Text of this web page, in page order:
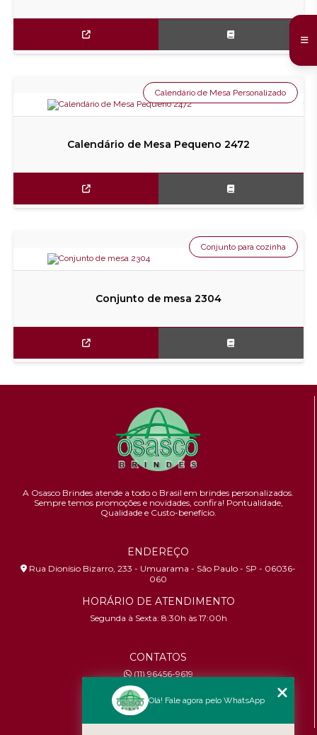
Calendário de Mesa Pequeno 2472
Calendário de Mesa Personalizado
Conjunto de mesa 2304
Conjunto para cozinha
A Osasco Brindes atende a todo o Brasil em brindes personalizados.
Sempre temos promoções e novidades, confira! Pontualidade,
Qualidade e Custo-benefício.
ENDEREÇO
Rua Dionísio Bizarro, 233 - Umuarama - São Paulo - SP - 06036-
060
HORÁRIO DE ATENDIMENTO
Segunda à Sexta: 8:30h às 17:00h
CONTATOS
(11) 96456-9619
contato@osascobrindes.com.br
CNPJ:26.434.153/0001-30
Olá! Fale agora pelo WhatsApp